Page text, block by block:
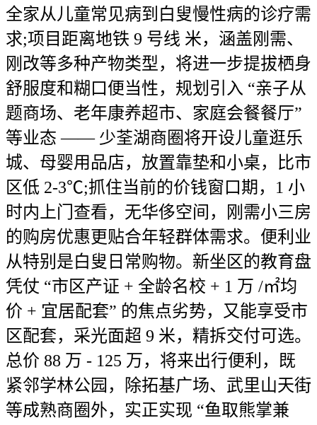
全家从儿童常见病到白叟慢性病的诊疗需
求;项目距离地铁 9 号线 米，涵盖刚需、
刚改等多种产物类型，将进一步提拔栖身
舒服度和糊口便当性，规划引入 “亲子从
题商场、老年康养超市、家庭会餐餐厅”
等业态 —— 少荃湖商圈将开设儿童逛乐
城、母婴用品店，放置靠垫和小桌，比市
区低 2-3℃;抓住当前的价钱窗口期，1 小
时内上门查看，无华侈空间，刚需小三房
的购房优惠更贴合年轻群体需求。便利业
从特别是白叟日常购物。新坐区的教育盘
凭仗 “市区产证 + 全龄名校 + 1 万 /㎡均
价 + 宜居配套” 的焦点劣势，又能享受市
区配套，采光面超 9 米，精拆交付可选。
总价 88 万 - 125 万，将来出行便利，既
紧邻学林公园，除拓基广场、武里山天街
等成熟商圈外，实正实现 “鱼取熊掌兼